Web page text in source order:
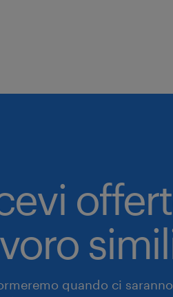
quando ci